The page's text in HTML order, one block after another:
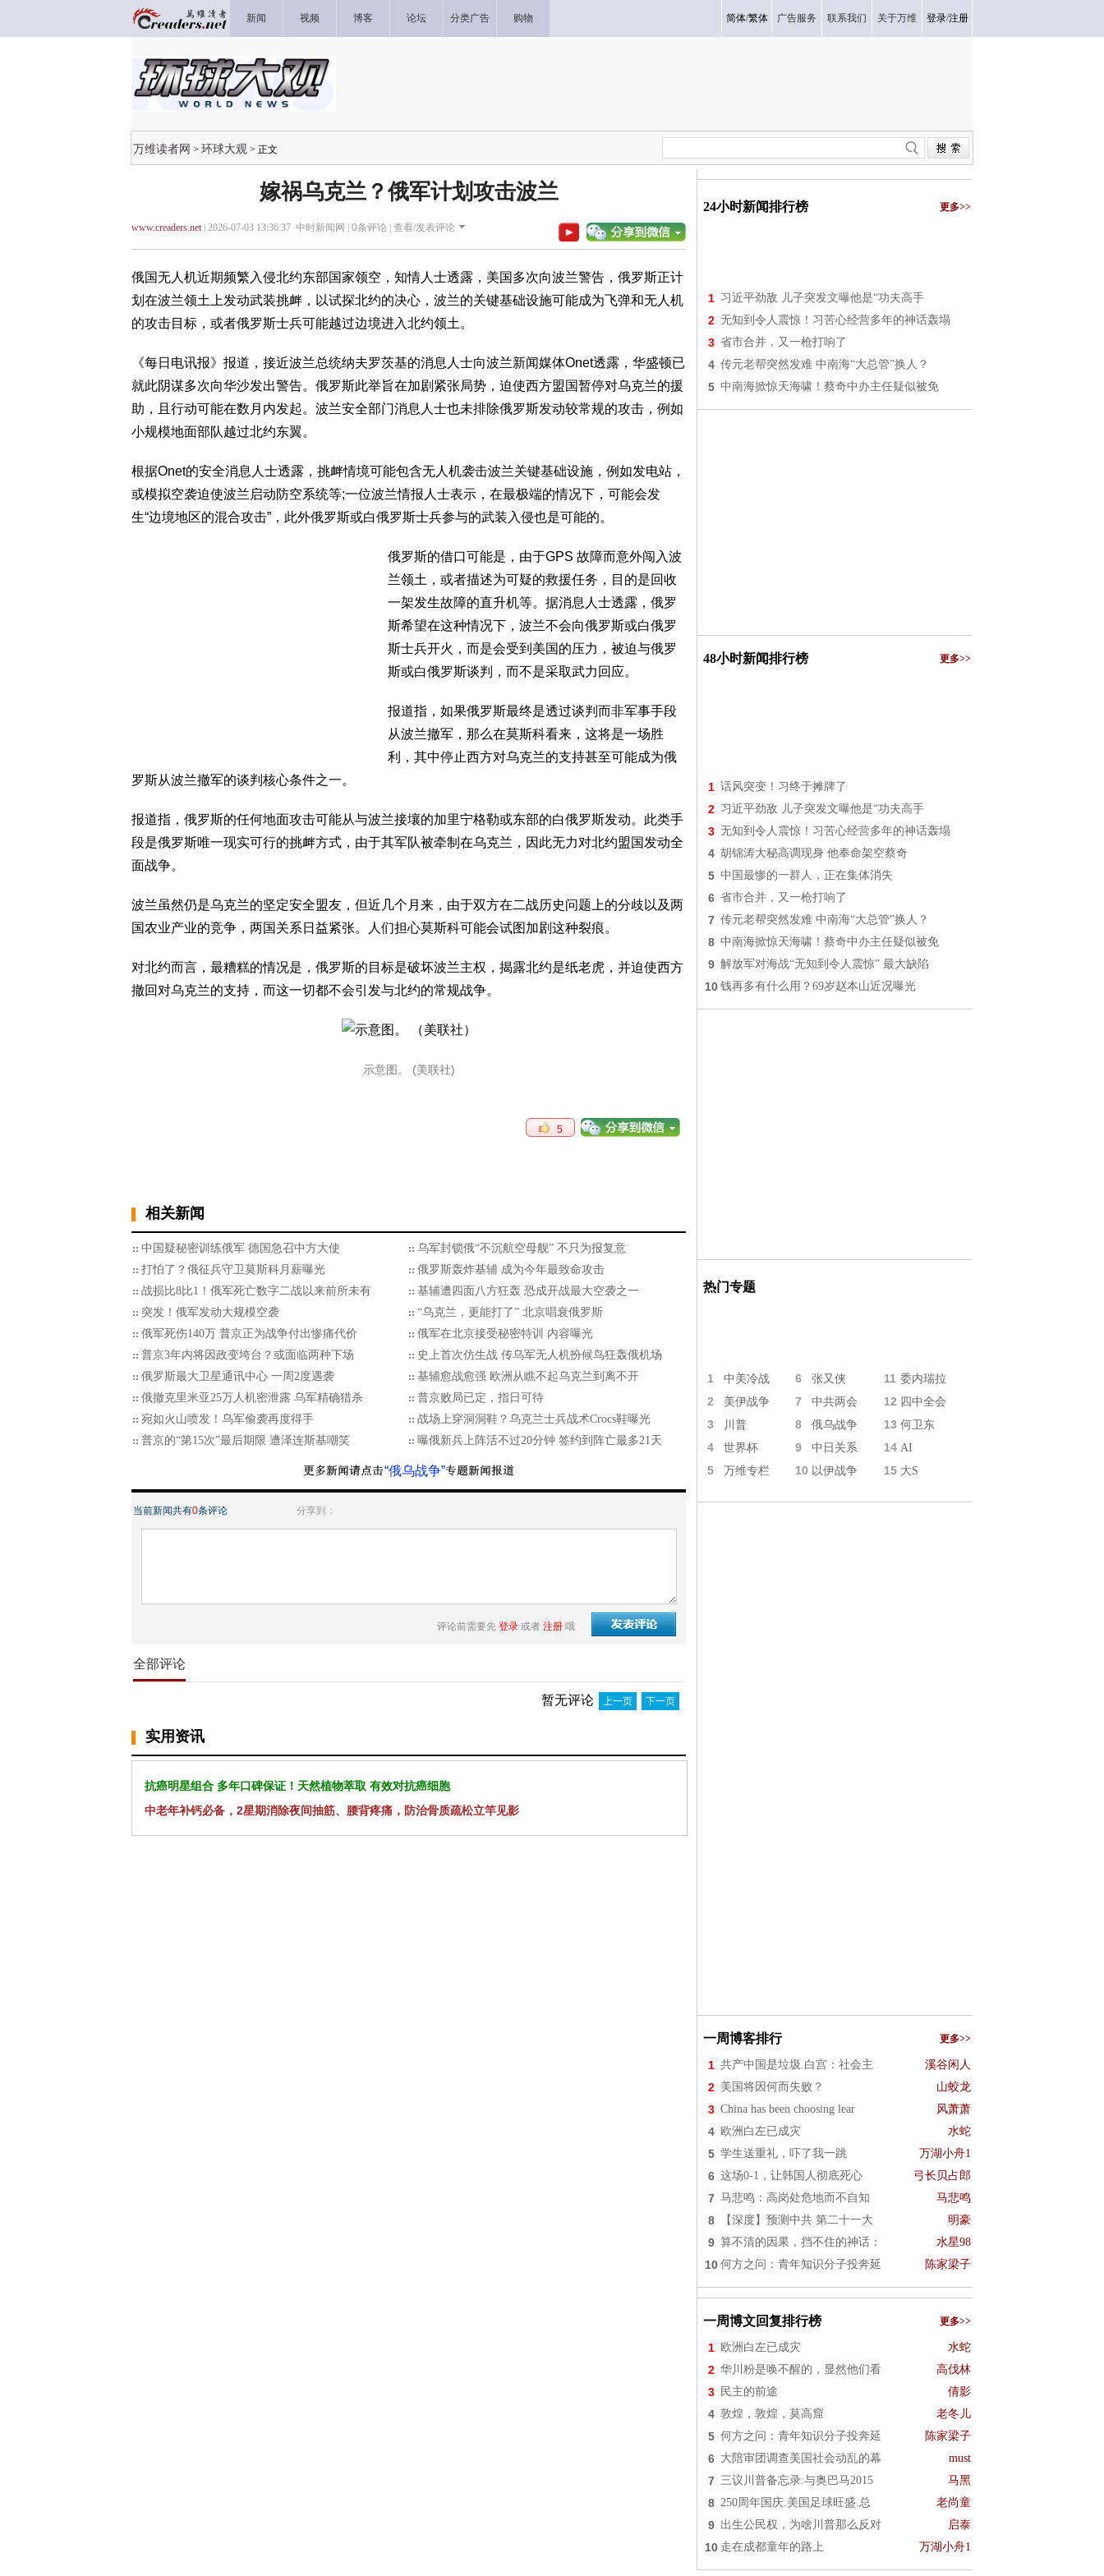
新闻 视频 博客 论坛 分类广告 购物 简体/繁体 广告服务 联系我们 关于万维 登录/注册
万维读者网 > 环球大观 > 正文
嫁祸乌克兰？俄军计划攻击波兰
www.creaders.net| 2026-07-03 13:36:37 中时新闻网 | 0条评论 | 查看/发表评论
俄国无人机近期频繁入侵北约东部国家领空，知情人士透露，美国多次向波兰警告，俄罗斯正计
划在波兰领土上发动武装挑衅，以试探北约的决心，波兰的关键基础设施可能成为飞弹和无人机
的攻击目标，或者俄罗斯士兵可能越过边境进入北约领土。
《每日电讯报》报道，接近波兰总统纳夫罗茨基的消息人士向波兰新闻媒体Onet透露，华盛顿已
就此阴谋多次向华沙发出警告。俄罗斯此举旨在加剧紧张局势，迫使西方盟国暂停对乌克兰的援
助，且行动可能在数月内发起。波兰安全部门消息人士也未排除俄罗斯发动较常规的攻击，例如
小规模地面部队越过北约东翼。
根据Onet的安全消息人士透露，挑衅情境可能包含无人机袭击波兰关键基础设施，例如发电站，
或模拟空袭迫使波兰启动防空系统等;一位波兰情报人士表示，在最极端的情况下，可能会发
生“边境地区的混合攻击”，此外俄罗斯或白俄罗斯士兵参与的武装入侵也是可能的。
俄罗斯的借口可能是，由于GPS 故障而意外闯入波
兰领土，或者描述为可疑的救援任务，目的是回收
一架发生故障的直升机等。据消息人士透露，俄罗
斯希望在这种情况下，波兰不会向俄罗斯或白俄罗
斯士兵开火，而是会受到美国的压力，被迫与俄罗
斯或白俄罗斯谈判，而不是采取武力回应。
报道指，如果俄罗斯最终是透过谈判而非军事手段
从波兰撤军，那么在莫斯科看来，这将是一场胜
利，其中停止西方对乌克兰的支持甚至可能成为俄
罗斯从波兰撤军的谈判核心条件之一。
报道指，俄罗斯的任何地面攻击可能从与波兰接壤的加里宁格勒或东部的白俄罗斯发动。此类手
段是俄罗斯唯一现实可行的挑衅方式，由于其军队被牵制在乌克兰，因此无力对北约盟国发动全
面战争。
波兰虽然仍是乌克兰的坚定安全盟友，但近几个月来，由于双方在二战历史问题上的分歧以及两
国农业产业的竞争，两国关系日益紧张。人们担心莫斯科可能会试图加剧这种裂痕。
对北约而言，最糟糕的情况是，俄罗斯的目标是破坏波兰主权，揭露北约是纸老虎，并迫使西方
撤回对乌克兰的支持，而这一切都不会引发与北约的常规战争。
示意图。 (美联社)
5
相关新闻
中国疑秘密训练俄军 德国急召中方大使
乌军封锁俄“不沉航空母舰” 不只为报复意
打怕了？俄征兵守卫莫斯科月薪曝光
俄罗斯轰炸基辅 成为今年最致命攻击
战损比8比1！俄军死亡数字二战以来前所未有
基辅遭四面八方狂轰 恐成开战最大空袭之一
突发！俄军发动大规模空袭
“乌克兰，更能打了” 北京唱衰俄罗斯
俄军死伤140万 普京正为战争付出惨痛代价
俄军在北京接受秘密特训 内容曝光
普京3年内将因政变垮台？或面临两种下场
史上首次仿生战 传乌军无人机扮候鸟狂轰俄机场
俄罗斯最大卫星通讯中心 一周2度遇袭
基辅愈战愈强 欧洲从瞧不起乌克兰到离不开
俄撤克里米亚25万人机密泄露 乌军精确猎杀
普京败局已定，指日可待
宛如火山喷发！乌军偷袭再度得手
战场上穿洞洞鞋？乌克兰士兵战术Crocs鞋曝光
普京的“第15次”最后期限 遭泽连斯基嘲笑
曝俄新兵上阵活不过20分钟 签约到阵亡最多21天
“俄乌战争”
当前新闻共有0条评论 分享到：
评论前需要先 登录 或者 注册 哦
全部评论
暂无评论 上一页 下一页
实用资讯
抗癌明星组合 多年口碑保证！天然植物萃取 有效对抗癌细胞
中老年补钙必备，2星期消除夜间抽筋、腰背疼痛，防治骨质疏松立竿见影
24小时新闻排行榜 更多>>
1 习近平劲敌 儿子突发文曝他是“功夫高手
2 无知到令人震惊！习苦心经营多年的神话轰塌
3 省市合并，又一枪打响了
4 传元老帮突然发难 中南海“大总管”换人？
5 中南海掀惊天海啸！蔡奇中办主任疑似被免
48小时新闻排行榜 更多>>
1 话风突变！习终于摊牌了
2 习近平劲敌 儿子突发文曝他是“功夫高手
3 无知到令人震惊！习苦心经营多年的神话轰塌
4 胡锦涛大秘高调现身 他奉命架空蔡奇
5 中国最惨的一群人，正在集体消失
6 省市合并，又一枪打响了
7 传元老帮突然发难 中南海“大总管”换人？
8 中南海掀惊天海啸！蔡奇中办主任疑似被免
9 解放军对海战“无知到令人震惊” 最大缺陷
10 钱再多有什么用？69岁赵本山近况曝光
热门专题
1 中美冷战 6 张又侠 11 委内瑞拉
2 美伊战争 7 中共两会 12 四中全会
3 川普 8 俄乌战争 13 何卫东
4 世界杯 9 中日关系 14 AI
5 万维专栏 10 以伊战争 15 大S
一周博客排行 更多>>
1 共产中国是垃圾.白宫：社会主 溪谷闲人
2 美国将因何而失败？ 山蛟龙
3 China has been choosing lear 风萧萧
4 欧洲白左已成灾 水蛇
5 学生送重礼，吓了我一跳 万湖小舟1
6 这场0-1，让韩国人彻底死心 弓长贝占郎
7 马悲鸣：高岗处危地而不自知 马悲鸣
8 【深度】预测中共 第二十一大 明豪
9 算不清的因果，挡不住的神话： 水星98
10 何方之问：青年知识分子投奔延 陈家梁子
一周博文回复排行榜 更多>>
1 欧洲白左已成灾 水蛇
2 华川粉是唤不醒的，显然他们看 高伐林
3 民主的前途 倩影
4 敦煌，敦煌，莫高窟 老冬儿
5 何方之问：青年知识分子投奔延 陈家梁子
6 大陪审团调查美国社会动乱的幕 must
7 三议川普备忘录:与奥巴马2015 马黑
8 250周年国庆.美国足球旺盛.总 老尚童
9 出生公民权，为啥川普那么反对 启泰
10 走在成都童年的路上 万湖小舟1